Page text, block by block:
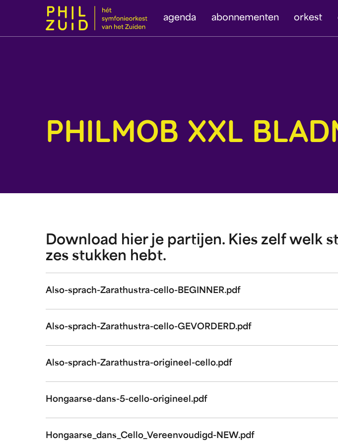
agenda abonnementen orkest
PHILMOB XXL
Download hier je partijen. Kies zelf welk
zes stukken hebt.
Also-sprach-Zarathustra-cello-BEGINNER.pdf
Also-sprach-Zarathustra-cello-GEVORDERD.pdf
Also-sprach-Zarathustra-origineel-cello.pdf
Hongaarse-dans-5-cello-origineel.pdf
Hongaarse_dans_Cello_Vereenvoudigd-NEW.pdf